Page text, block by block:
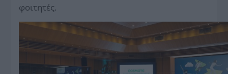
φοιτητές.